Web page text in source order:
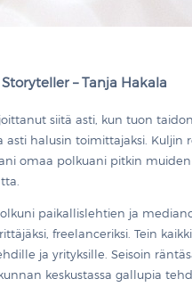
– Tanja Hakala
siitä asti, kun tuon
asti halusin toimittajaksi. Kuljin
omaa polkuani pitkin muiden
paikallislehtien ja
freelanceriksi. Tein
ja yrityksille. Seisoin
keskustassa gallupia